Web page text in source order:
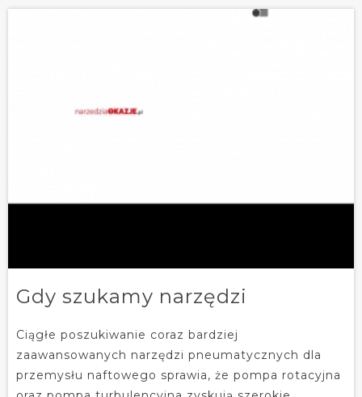
Gdy szukamy narzędzi
Ciągłe poszukiwanie coraz bardziej
zaawansowanych narzędzi pneumatycznych dla
przemysłu naftowego sprawia, że pompa rotacyjna